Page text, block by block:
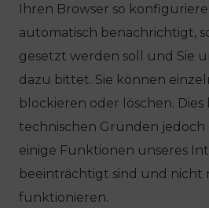
Ihren Browser so
automatisch benachrichtigt,
gesetzt werden soll und Sie
dazu bittet. Sie können
blockieren oder löschen. Dies
technischen Gründen jedoch
einige Funktionen unseres
beeinträchtigt sind und nicht
funktionieren.